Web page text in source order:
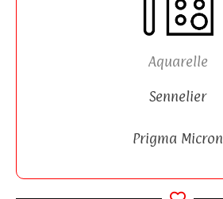
Aquarelle
Sennelier
Prigma Micron